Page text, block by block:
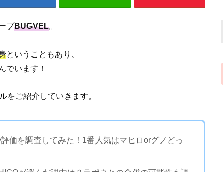
プBUGVEL。
ということもあり、
でいます！
をご紹介していきます。
価を調査してみた！1番人気はマヒロorグノどっ